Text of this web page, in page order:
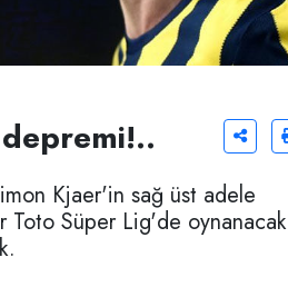
Kjaer'in sağ üst adele
Toto Süper Lig'de oynanacak